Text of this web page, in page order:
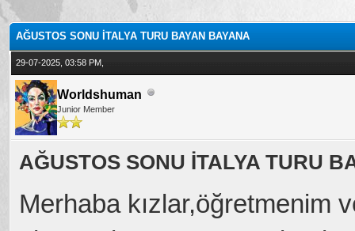
0
AĞUSTOS SONU İTALYA TURU BAYAN BAYANA
29-07-2025, 03:58 PM,
Worldshuman
Junior Member
AĞUSTOS SONU İTALYA TURU
Merhaba kızlar,öğretmenim